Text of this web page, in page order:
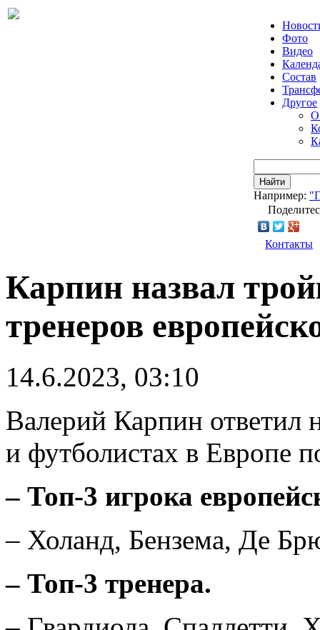
Фото
Видео
Состав
Другое
О
Найти
Например:
Контакты
Карпин назвал
тренеров
14.6.2023, 03:10
Валерий Карпин ответил
и футболистах в Европе
– Топ-3 игрока
– Холанд, Бензема, Де
– Топ-3 тренера.